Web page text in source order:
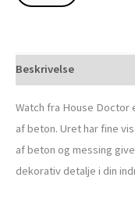
Beskrivelse
Watch fra House Doctor
af beton. Uret har fine
af beton og messing
dekorativ detalje i din